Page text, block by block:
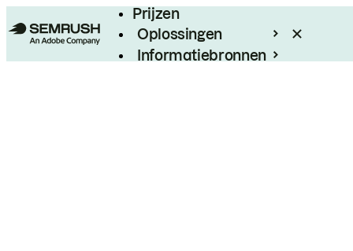
Prijzen
Oplossingen
Informatiebronnen